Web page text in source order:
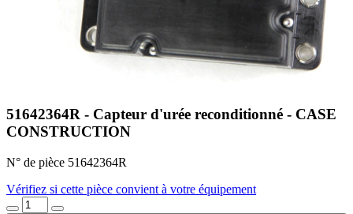
51642364R - Capteur d'urée reconditionné - CASE
CONSTRUCTION
N° de pièce 51642364R
Vérifiez si cette pièce convient à votre équipement